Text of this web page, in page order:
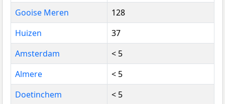
Gooise Meren
128
Huizen
37
Amsterdam
< 5
Almere
< 5
Doetinchem
< 5